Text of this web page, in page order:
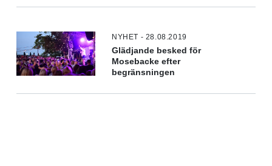
NYHET - 28.08.2019
Glädjande besked för
Mosebacke efter
begränsningen